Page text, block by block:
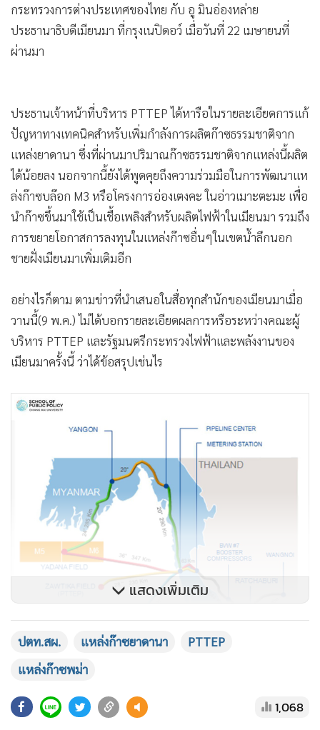
กำลังการผลิตก๊าซธรรมชาติและน้ำมันจากแหล่งนอกชายฝั่งของ
เมียนมา รวมถึงการเสริมสร้างความปลอดภัยตามแนวท่อก๊าซเมีย
นมา-ไทย ซึ่งเป็นการขยายผลจากประเด็นการพูดคุยระหว่างนาย
ประธานาธิบดีเมียนมา ที่กรุงเนปิดอว์ เมื่อวันที่ 22 เมษายนที่
ผ่านมา
ประธานเจ้าหน้าที่บริหาร PTTEP ได้หารือในรายละเอียดการแก้
ปัญหาทางเทคนิคสำหรับเพิ่มกำลังการผลิตก๊าซธรรมชาติจาก
แหล่งยาดานา ซึ่งที่ผ่านมาปริมาณก๊าซธรรมชาติจากแหล่งนี้ผลิต
ได้น้อยลง นอกจากนี้ยังได้พูดคุยถึงความร่วมมือในการพัฒนาแห
นำก๊าซขึ้นมาใช้เป็นเชื้อเพลิงสำหรับผลิตไฟฟ้าในเมียนมา รวมถึง
การขยายโอกาสการลงทุนในแหล่งก๊าซอื่นๆในเขตน้ำลึกนอก
ชายฝั่งเมียนมาเพิ่มเติมอีก
วานนี้(9 พ.ค.) ไม่ได้บอกรายละเอียดผลการหรือระหว่างคณะผู้
บริหาร PTTEP และรัฐมนตรีกระทรวงไฟฟ้าและพลังงานของ